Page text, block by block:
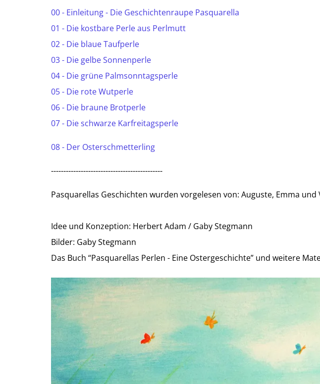
00 - Einleitung - Die Geschichtenraupe Pasquarella
01 - Die kostbare Perle aus Perlmutt
02 - Die blaue Taufperle
03 - Die gelbe Sonnenperle
04 - Die grüne Palmsonntagsperle
05 - Die rote Wutperle
06 - Die braune Brotperle
07 - Die schwarze Karfreitagsperle
08 - Der Osterschmetterling
---------------------------------------------
Pasquarellas Geschichten wurden vorgelesen von: Auguste, Emma und
Idee und Konzeption: Herbert Adam / Gaby Stegmann
Bilder: Gaby Stegmann
Das Buch “Pasquarellas Perlen - Eine Ostergeschichte” und weitere